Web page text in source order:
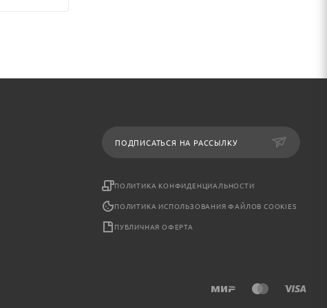
ПОДПИСАТЬСЯ НА РАССЫЛКУ
ПОЛИТИКА КОНФИДЕНЦИАЛЬНОСТИ
ПОЛИТИКА ИСПОЛЬЗОВАНИЯ ФАЙЛОВ COOKIES
ПУБЛИЧНАЯ ОФЕРТА